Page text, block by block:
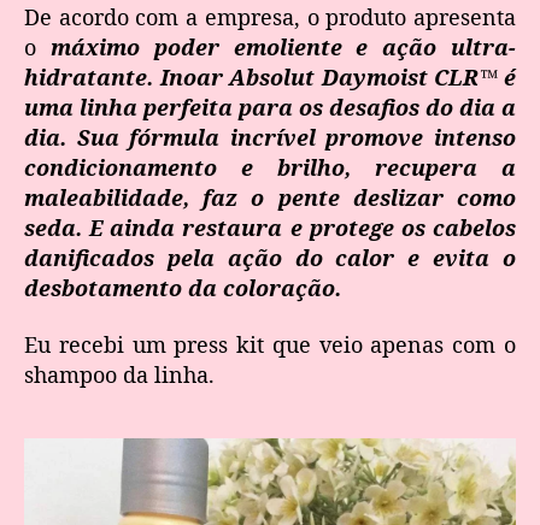
De acordo com a empresa, o produto apresenta
o máximo poder emoliente e ação ultra-
hidratante. Inoar Absolut Daymoist CLR™ é
uma linha perfeita para os desafios do dia a
dia. Sua fórmula incrível promove intenso
condicionamento e brilho, recupera a
maleabilidade, faz o pente deslizar como
seda. E ainda restaura e protege os cabelos
danificados pela ação do calor e evita o
desbotamento da coloração.
Eu recebi um press kit que veio apenas com o
shampoo da linha.